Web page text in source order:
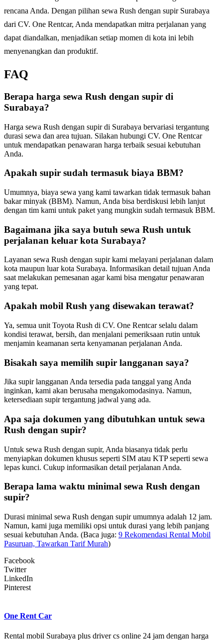
rencana Anda. Dengan pilihan sewa Rush dengan supir Surabaya
dari CV. One Rentcar, Anda mendapatkan mitra perjalanan yang
dapat diandalkan, menjadikan setiap momen di kota ini lebih
menyenangkan dan produktif.
FAQ
Berapa harga sewa Rush dengan supir di
Surabaya?
Harga sewa Rush dengan supir di Surabaya bervariasi tergantung
durasi sewa dan area tujuan. Silakan hubungi CV. One Rentcar
untuk mendapatkan penawaran harga terbaik sesuai kebutuhan
Anda.
Apakah supir sudah termasuk biaya BBM?
Umumnya, biaya sewa yang kami tawarkan tidak termasuk bahan
bakar minyak (BBM). Namun, Anda bisa berdiskusi lebih lanjut
dengan tim kami untuk paket yang mungkin sudah termasuk BBM.
Bagaimana jika saya butuh sewa Rush untuk
perjalanan keluar kota Surabaya?
Layanan sewa Rush dengan supir kami melayani perjalanan dalam
kota maupun luar kota Surabaya. Informasikan detail tujuan Anda
saat melakukan pemesanan agar kami bisa mengatur penawaran
yang tepat.
Apakah mobil Rush yang disewakan terawat?
Ya, semua unit Toyota Rush di CV. One Rentcar selalu dalam
kondisi terawat, bersih, dan menjalani pemeriksaan rutin untuk
menjamin keamanan serta kenyamanan perjalanan Anda.
Bisakah saya memilih supir langganan saya?
Jika supir langganan Anda tersedia pada tanggal yang Anda
inginkan, kami akan berusaha mengakomodasinya. Namun,
ketersediaan supir tergantung jadwal yang ada.
Apa saja dokumen yang dibutuhkan untuk sewa
Rush dengan supir?
Untuk sewa Rush dengan supir, Anda biasanya tidak perlu
menyiapkan dokumen khusus seperti SIM atau KTP seperti sewa
lepas kunci. Cukup informasikan detail perjalanan Anda.
Berapa lama waktu minimal sewa Rush dengan
supir?
Durasi minimal sewa Rush dengan supir umumnya adalah 12 jam.
Namun, kami juga memiliki opsi untuk durasi yang lebih panjang
sesuai kebutuhan Anda. (Baca juga: 9 Rekomendasi Rental Mobil
Pasuruan, Tawarkan Tarif Murah)
Facebook
Twitter
LinkedIn
Pinterest
One Rent Car
Rental mobil Surabaya plus driver cs online 24 jam dengan harga